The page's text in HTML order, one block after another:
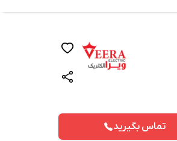
تماس بگیرید